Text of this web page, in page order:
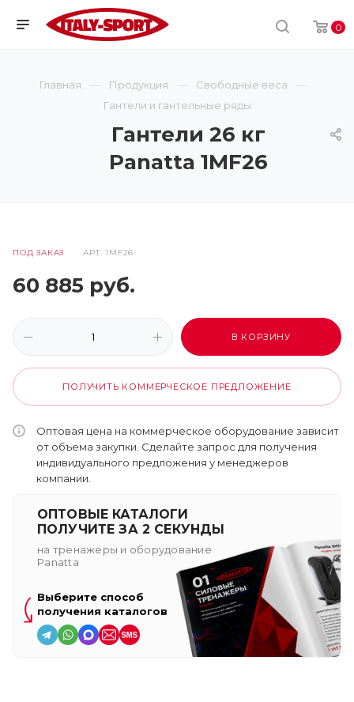
0
Главная Продукция
Свободные веса
Гантели и гантельные ряды
Гантели 26 кг
Panatta 1MF26
ПОД ЗАКАЗ АРТ.1MF26
60 885 руб.
В КОРЗИНУ
ПОЛУЧИТЬ КОММЕРЧЕСКОЕ ПРЕДЛОЖЕНИЕ
Оптовая цена на коммерческое оборудование зависит
от объема закупки. Сделайте запрос для получения
индивидуального предложения у менеджеров
компании.
ОПТОВЫЕ КАТАЛОГИ
ПОЛУЧИТЕ ЗА 2 СЕКУНДЫ
на тренажеры и оборудование
Panatta
Выберите способ
получения каталогов